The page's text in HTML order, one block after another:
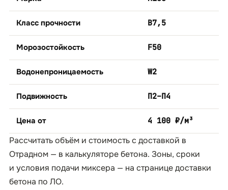
Класс прочности B7,5
Морозостойкость F50
Водонепроницаемость W2
Подвижность П2–П4
Цена от 4 100 ₽/м³
Рассчитать объём и стоимость с доставкой в
Отрадном — в калькуляторе бетона. Зоны, сроки
и условия подачи миксера — на страницедоставки
бетона по ЛО.